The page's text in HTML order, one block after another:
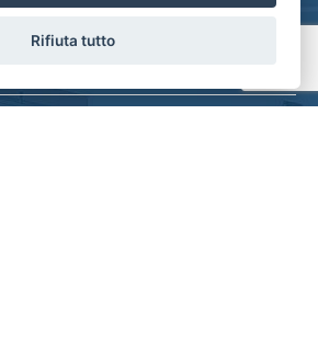
Rifiuta tutto